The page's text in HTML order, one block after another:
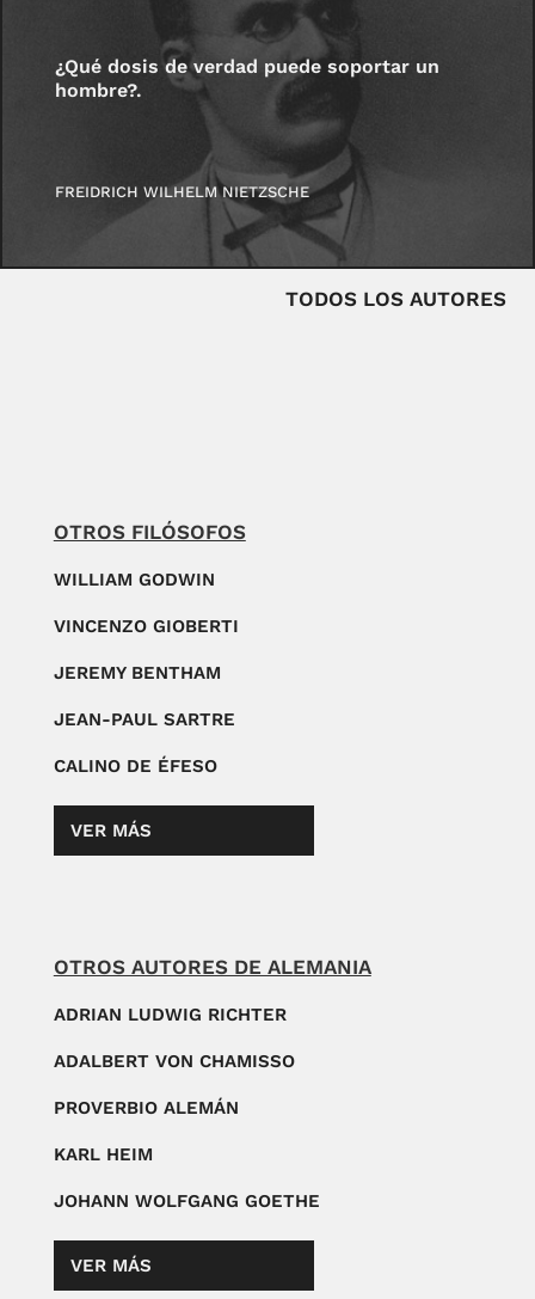
¿Qué dosis de verdad puede soportar un
hombre?.
FREIDRICH WILHELM NIETZSCHE
TODOS LOS AUTORES
OTROS FILÓSOFOS
WILLIAM GODWIN
VINCENZO GIOBERTI
JEREMY BENTHAM
JEAN-PAUL SARTRE
CALINO DE ÉFESO
VER MÁS
OTROS AUTORES DE ALEMANIA
ADRIAN LUDWIG RICHTER
ADALBERT VON CHAMISSO
PROVERBIO ALEMÁN
KARL HEIM
JOHANN WOLFGANG GOETHE
VER MÁS